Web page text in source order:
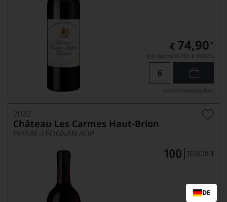
€ 74,90 *
pro Flasche (0.75l), € 99,87/L
Lebensmittel­angaben
2022
Château Les Carmes Haut-Brion
PESSAC-LÉOGNAN AOP
DE